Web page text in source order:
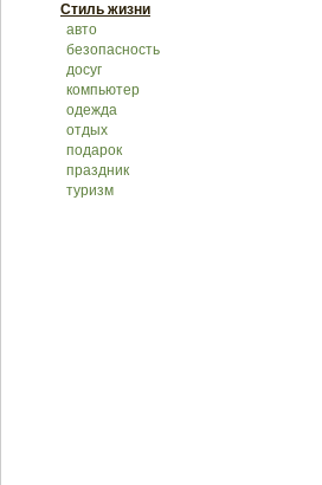
Стиль жизни
авто
безопасность
досуг
компьютер
одежда
отдых
подарок
праздник
туризм